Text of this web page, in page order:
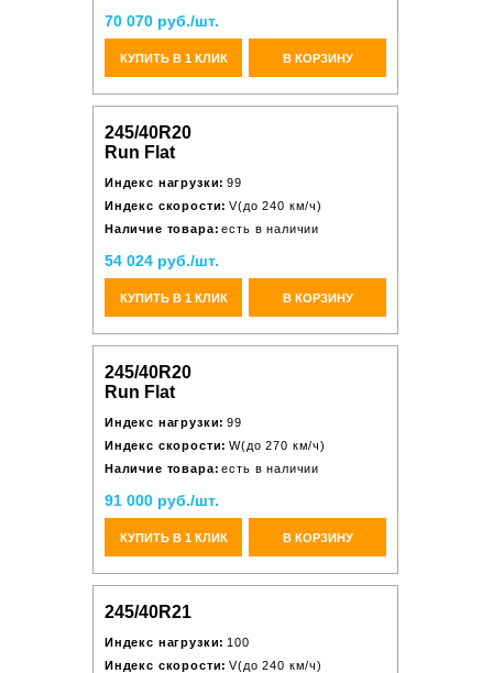
70 070 руб./шт.
КУПИТЬ В 1 КЛИК В КОРЗИНУ
245/40R20
Run Flat
Индекс нагрузки: 99
Индекс скорости: V(до 240 км/ч)
Наличие товара: есть в наличии
54 024 руб./шт.
КУПИТЬ В 1 КЛИК В КОРЗИНУ
245/40R20
Run Flat
Индекс нагрузки: 99
Индекс скорости: W(до 270 км/ч)
Наличие товара: есть в наличии
91 000 руб./шт.
КУПИТЬ В 1 КЛИК В КОРЗИНУ
245/40R21
Индекс нагрузки: 100
Индекс скорости: V(до 240 км/ч)